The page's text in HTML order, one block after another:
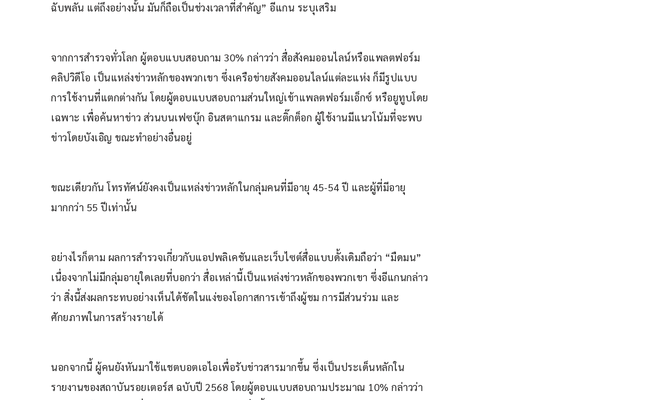
ฉับพลัน แต่ถึงอย่างนั้น มันก็ถือเป็นช่วงเวลาที่สำคัญ” อีแกน ระบุเสริม
จากการสำรวจทั่วโลก ผู้ตอบแบบสอบถาม 30% กล่าวว่า สื่อสังคมออนไลน์หรือแพลตฟอร์ม
คลิปวิดีโอ เป็นแหล่งข่าวหลักของพวกเขา ซึ่งเครือข่ายสังคมออนไลน์แต่ละแห่ง ก็มีรูปแบบ
การใช้งานที่แตกต่างกัน โดยผู้ตอบแบบสอบถามส่วนใหญ่เข้าแพลตฟอร์มเอ็กซ์ หรือยูทูบโดย
เฉพาะ เพื่อค้นหาข่าว ส่วนบนเฟซบุ๊ก อินสตาแกรม และติ๊กต็อก ผู้ใช้งานมีแนวโน้มที่จะพบ
ข่าวโดยบังเอิญ ขณะทำอย่างอื่นอยู่
ขณะเดียวกัน โทรทัศน์ยังคงเป็นแหล่งข่าวหลักในกลุ่มคนที่มีอายุ 45-54 ปี และผู้ที่มีอายุ
มากกว่า 55 ปีเท่านั้น
อย่างไรก็ตาม ผลการสำรวจเกี่ยวกับแอปพลิเคชันและเว็บไซต์สื่อแบบดั้งเดิมถือว่า “มืดมน”
เนื่องจากไม่มีกลุ่มอายุใดเลยที่บอกว่า สื่อเหล่านี้เป็นแหล่งข่าวหลักของพวกเขา ซึ่งอีแกนกล่าว
ว่า สิ่งนี้ส่งผลกระทบอย่างเห็นได้ชัดในแง่ของโอกาสการเข้าถึงผู้ชม การมีส่วนร่วม และ
ศักยภาพในการสร้างรายได้
นอกจากนี้ ผู้คนยังหันมาใช้แชตบอตเอไอเพื่อรับข่าวสารมากขึ้น ซึ่งเป็นประเด็นหลักใน
รายงานของสถาบันรอยเตอร์ส ฉบับปี 2568 โดยผู้ตอบแบบสอบถามประมาณ 10% กล่าวว่า